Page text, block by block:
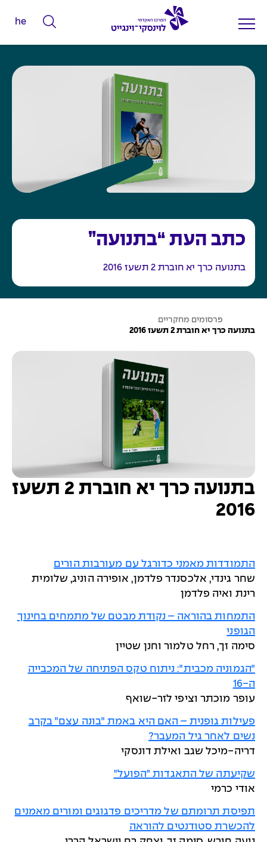
ה
ק
he
כתב העת “בתנועה”
בתנועה כרך יא חוברת 2 תשעז 2016
ו
ה
פרסומים מחקריים
בתנועה כרך יא חוברת 2 תשעז 2016
בתנועה כרך יא חוברת 2 תשעז
2016
התמודדות מאמני כדורגל עם מעורבות הורים
שחר גינדי, אלכסנדר פלדמן, אופירה הוניג, שלומית
רינת ואיה פלדמן
התמחות בהוראה – נקודת מבטם של מתמחים בחינוך
הגופני
סימה זך, רחל טלמור וחנן שטיין
״הגמוניה מכבית״: ניתוח טקס הפתיחה של המכבייה
ה-16
עופר מוכתר וציפי לזר-שואף
פעילות גופנית – האם היא באמת ״בונה עצם״ בקרב
נשים לאחר גיל המעבר?
דריה-מיכל שגב ואילת דונסקי
שקיעתה של התאגדות "הפועל"
אודי כרמי
תפיסת תרומתם של מדריכים פדגוגים ומורים מאמנים
להכשרת סטודנטים להוראה